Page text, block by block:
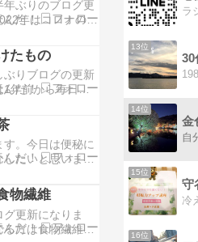
年ぶりのブログ更
年はコロナの真
から夢だった宅
ンジしました。昨
まで半年間の勉
格〓することがで
は沢山協力しても
朝の2時間、土
…
たもの
ぶりブログの更新
1年前から毎日食
ます。会社の同
に毎日食べたそ
も治って元気で
は健康のために食
1年続けた結果、
が最大の収穫で
をあん…
。今日は便秘に
したいと思いま
物繊維の話しを
繊維は食べ物だ
も簡単に摂取で
ごぼうには食物
ている事は聞いた
物繊維
更新になりま
る方は食物繊維が
13位
30
14位
金
15位
16位